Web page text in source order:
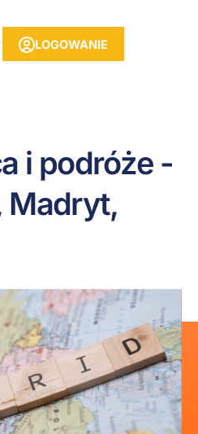
LOGOWANIE
i podróże -
Madryt,